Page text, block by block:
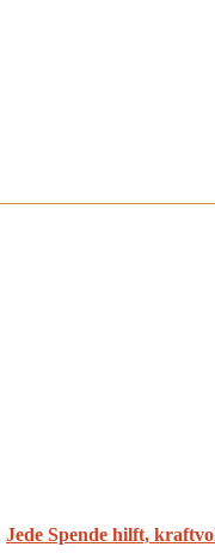
Jede Spende hilft,